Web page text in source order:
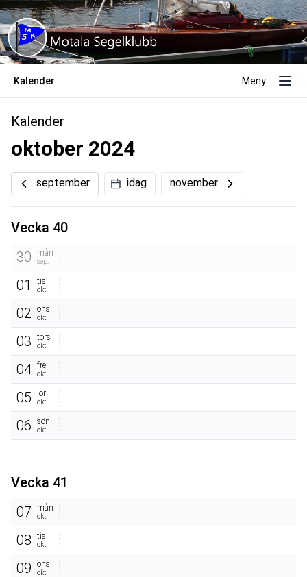
Kalender Meny
Kalender
oktober 2024
september idag november
Vecka 40
30
mån
sep.
01 tis
okt.
02 ons
okt.
03 tors
okt.
04 fre
okt.
05 lör
okt.
06 sön
okt.
Vecka 41
07
mån
okt.
08 tis
okt.
09 ons
okt.